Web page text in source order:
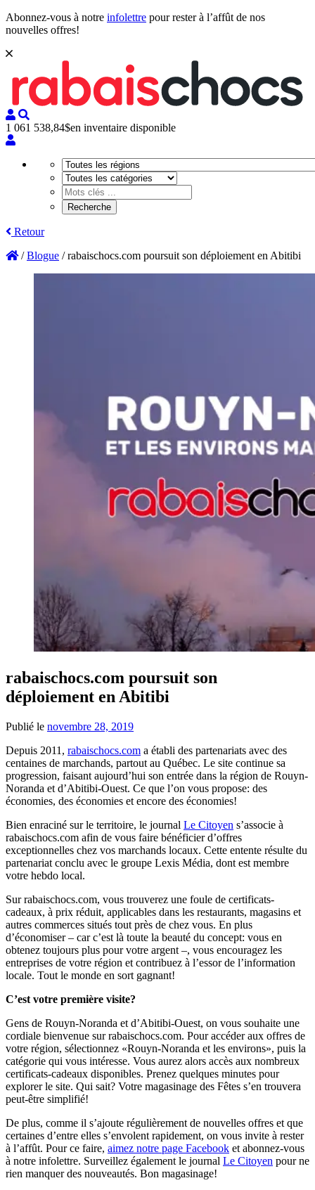
Abonnez-vous à notre infolettre pour rester à l’affût de nos
nouvelles offres!
1 061 538,84$en inventaire disponible
Retour
/Blogue /rabaischocs.com poursuit son déploiement en Abitibi
rabaischocs.com poursuit son
déploiement en Abitibi
Publié le novembre 28, 2019
Depuis 2011, rabaischocs.com a établi des partenariats avec des
centaines de marchands, partout au Québec. Le site continue sa
progression, faisant aujourd’hui son entrée dans la région de Rouyn-
Noranda et d’Abitibi-Ouest. Ce que l’on vous propose: des
économies, des économies et encore des économies!
Bien enraciné sur le territoire, le journal Le Citoyen s’associe à
rabaischocs.com afin de vous faire bénéficier d’offres
exceptionnelles chez vos marchands locaux. Cette entente résulte du
partenariat conclu avec le groupe Lexis Média, dont est membre
votre hebdo local.
Sur rabaischocs.com, vous trouverez une foule de certificats-
cadeaux, à prix réduit, applicables dans les restaurants, magasins et
autres commerces situés tout près de chez vous. En plus
d’économiser – car c’est là toute la beauté du concept: vous en
obtenez toujours plus pour votre argent –, vous encouragez les
entreprises de votre région et contribuez à l’essor de l’information
locale. Tout le monde en sort gagnant!
C’est votre première visite?
Gens de Rouyn-Noranda et d’Abitibi-Ouest, on vous souhaite une
cordiale bienvenue sur rabaischocs.com. Pour accéder aux offres de
votre région, sélectionnez «Rouyn-Noranda et les environs», puis la
catégorie qui vous intéresse. Vous aurez alors accès aux nombreux
certificats-cadeaux disponibles. Prenez quelques minutes pour
explorer le site. Qui sait? Votre magasinage des Fêtes s’en trouvera
peut-être simplifié!
De plus, comme il s’ajoute régulièrement de nouvelles offres et que
certaines d’entre elles s’envolent rapidement, on vous invite à rester
à l’affût. Pour ce faire, aimez notre page Facebook et abonnez-vous
à notre infolettre. Surveillez également le journal Le Citoyen pour ne
rien manquer des nouveautés. Bon magasinage!